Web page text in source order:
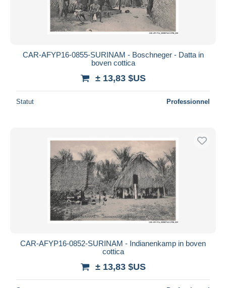
CAR-AFYP16-0855-SURINAM - Boschneger - Datta in
boven cottica
± 13,83 $US
Statut Professionnel
CAR-AFYP16-0852-SURINAM - Indianenkamp in boven
cottica
± 13,83 $US